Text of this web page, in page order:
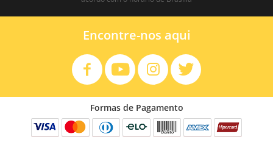
Encontre-nos aqui
Formas de Pagamento